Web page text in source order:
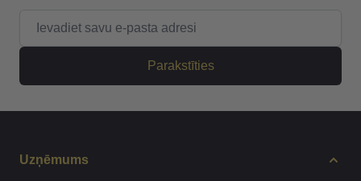
Parakstīties
Uzņēmums